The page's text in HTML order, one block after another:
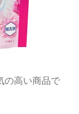
の高い商品で